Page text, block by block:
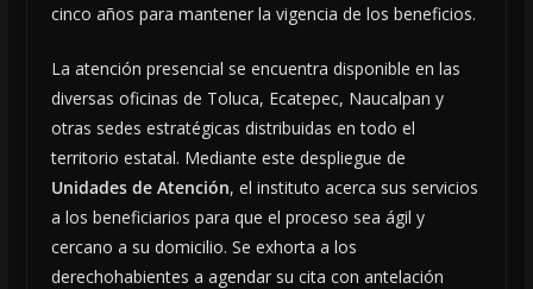
cinco años para mantener la vigencia de los beneficios.
La atención presencial se encuentra disponible en las
diversas oficinas de Toluca, Ecatepec, Naucalpan y
otras sedes estratégicas distribuidas en todo el
territorio estatal. Mediante este despliegue de
Unidades de Atención, el instituto acerca sus servicios
a los beneficiarios para que el proceso sea ágil y
cercano a su domicilio. Se exhorta a los
derechohabientes a agendar su cita con antelación